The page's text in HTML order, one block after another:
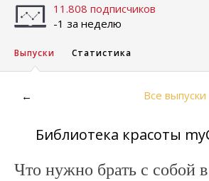
11.808 подписчиков
-1 за неделю
Выпуски Статистика
← Все выпуски
Библиотека красоты
Что нужно брать с собой